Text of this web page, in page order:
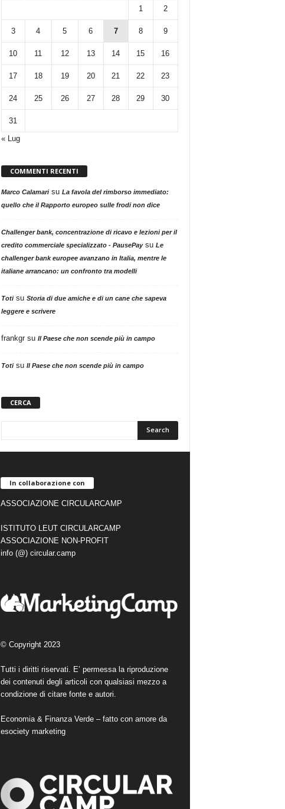
1 2
3 4 5 6 7 8 9
10 11 12 13 14 15 16
17 18 19 20 21 22 23
24 25 26 27 28 29 30
31
« Lug
COMMENTI RECENTI
Marco Calamarisu La favola del rimborso immediato:
quello che il Rapporto europeo sulle frodi non dice
Challenger bank, concentrazione di ricavo e lezioni per il
credito commerciale specializzato - PausePaysu Le
challenger bank europee avanzano in Italia, mentre le
italiane arrancano: un confronto tra modelli
Totisu Storia di due amiche e di un cane che sapeva
leggere e scrivere
frankgrsu Il Paese che non scende più in campo
Totisu Il Paese che non scende più in campo
CERCA
In collaborazione con
ASSOCIAZIONE CIRCULARCAMP
ISTITUTO LEUT CIRCULARCAMP
ASSOCIAZIONE NON-PROFIT
info (@) circular.camp
© Copyright 2023
Tutti i diritti riservati. E’ permessa la riproduzione
dei contenuti degli articoli con qualsiasi mezzo a
condizione di citare fonte e autori.
Economia & Finanza Verde – fatto con amore da
esociety marketing